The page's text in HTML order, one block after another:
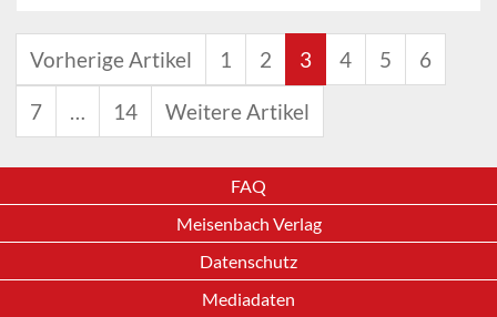
Vorherige Artikel 1 2 3 4 5 6
7 … 14 Weitere Artikel
FAQ
Meisenbach Verlag
Datenschutz
Mediadaten